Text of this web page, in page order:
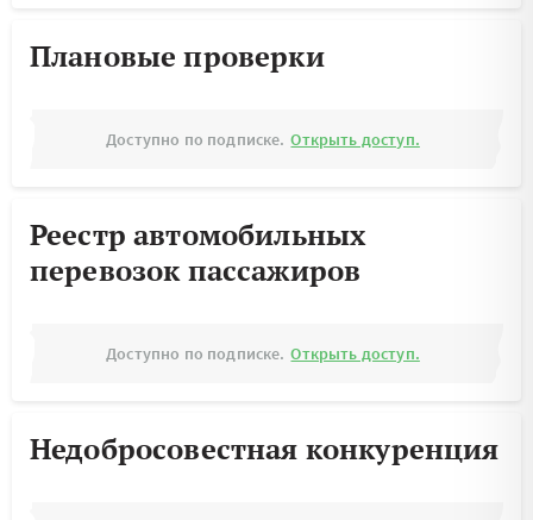
Плановые проверки
Доступно по подписке. Открыть доступ.
Реестр автомобильных
перевозок пассажиров
Доступно по подписке. Открыть доступ.
Недобросовестная конкуренция